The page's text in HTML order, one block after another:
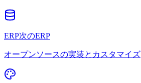
ERP次のERP
オープンソースの実装とカスタマイズ